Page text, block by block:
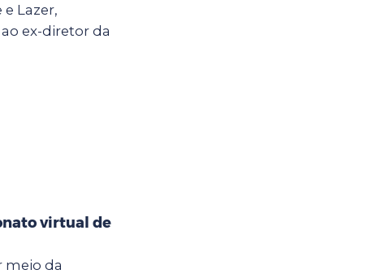
Lazer,
ex-diretor da
virtual de
meio da